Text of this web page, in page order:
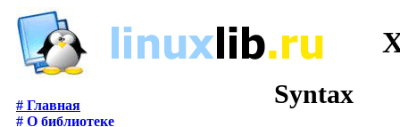
# Главная
# О библиотеке
Syntax